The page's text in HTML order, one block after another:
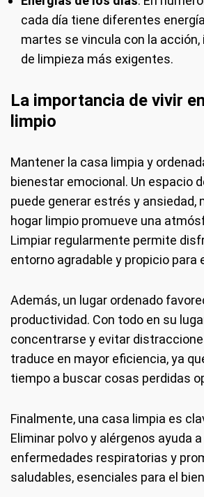
cada día tiene diferentes
martes se vincula con la acción,
de limpieza más exigentes.
La importancia de vivir
limpio
Mantener la casa limpia y
bienestar emocional. Un espacio
puede generar estrés y ansiedad,
hogar limpio promueve una
Limpiar regularmente permite
entorno agradable y propicio para
Además, un lugar ordenado
productividad. Con todo en su
concentrarse y evitar
traduce en mayor eficiencia, ya
tiempo a buscar cosas perdidas
Finalmente, una casa limpia es
Eliminar polvo y alérgenos ayuda
enfermedades respiratorias y
saludables, esenciales para el